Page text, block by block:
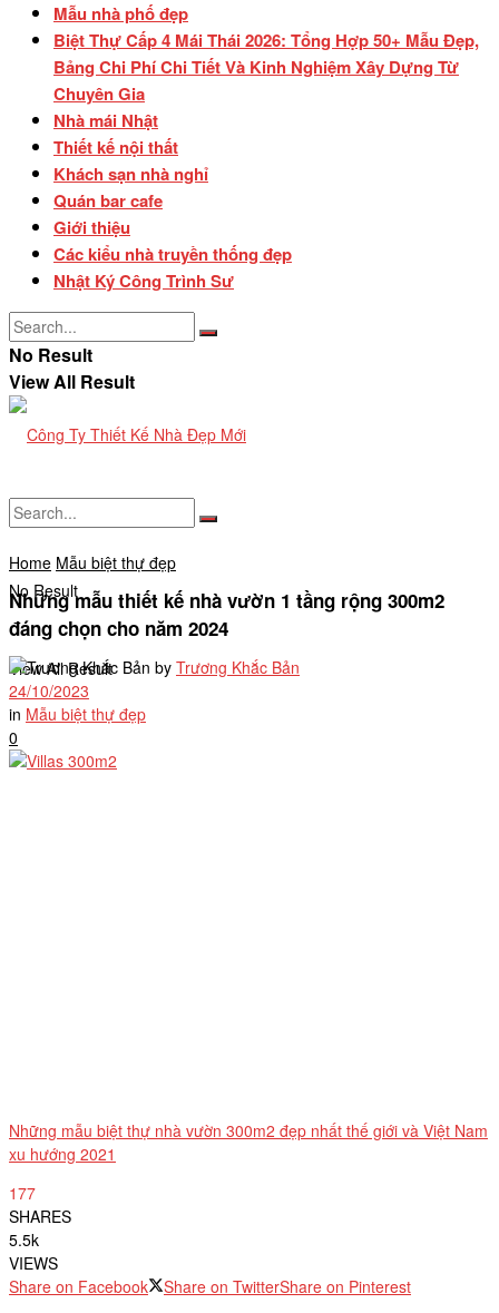
Mẫu nhà phố đẹp
Biệt Thự Cấp 4 Mái Thái 2026: Tổng Hợp 50+ Mẫu Đẹp,
Bảng Chi Phí Chi Tiết Và Kinh Nghiệm Xây Dựng Từ
Chuyên Gia
Nhà mái Nhật
Thiết kế nội thất
Khách sạn nhà nghỉ
Quán bar cafe
Giới thiệu
Các kiểu nhà truyền thống đẹp
Nhật Ký Công Trình Sư
No Result
View All Result
No Result
View All Result
Home Mẫu biệt thự đẹp
Những mẫu thiết kế nhà vườn 1 tầng rộng 300m2
đáng chọn cho năm 2024
by Trương Khắc Bản
24/10/2023
in Mẫu biệt thự đẹp
0
Những mẫu biệt thự nhà vườn 300m2 đẹp nhất thế giới và Việt Nam
xu hướng 2021
177
SHARES
5.5k
VIEWS
Share on Facebook
Share on TwitterShare on Pinterest